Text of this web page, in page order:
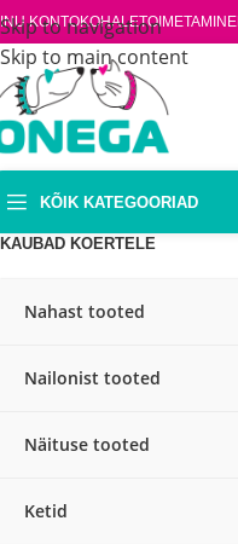
Skip to navigation
Skip to main content
KONTOKOHALETOIMETAMINE
KÕIK KATEGOORIAD
KAUBAD KOERTELE
Nahast tooted
Nailonist tooted
Näituse tooted
Ketid